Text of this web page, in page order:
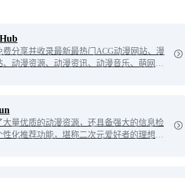
费分享并收录最新最热门ACG动漫网站、漫
、动漫资源、动漫资讯、动漫音乐、萌网
大量优质的动漫资源，还具备强大的信息检
性化推荐功能，堪称二次元爱好者的理想入